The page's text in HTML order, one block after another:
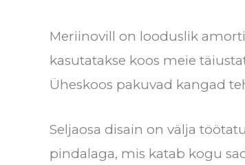
Meriinovill on looduslik
kasutatakse koos meie
Üheskoos pakuvad kangad
Seljaosa disain on välja
pindalaga, mis katab kogu